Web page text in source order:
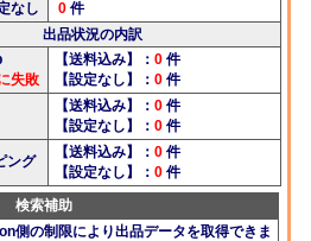
なし
0 件
出品状況の内訳
失敗
【送料込み】： 0 件
【設定なし】： 0 件
【送料込み】： 0 件
【設定なし】： 0 件
ング
【送料込み】： 0 件
【設定なし】： 0 件
検索補助
側の制限により出品データを取得できま